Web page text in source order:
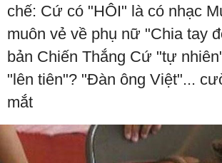
chế: Cứ có "HÔI" là có nhạc
muôn vẻ về phụ nữ "Chia tay
bản Chiến Thắng Cứ "tự
"lên tiên"? "Đàn ông Việt"...
mắt